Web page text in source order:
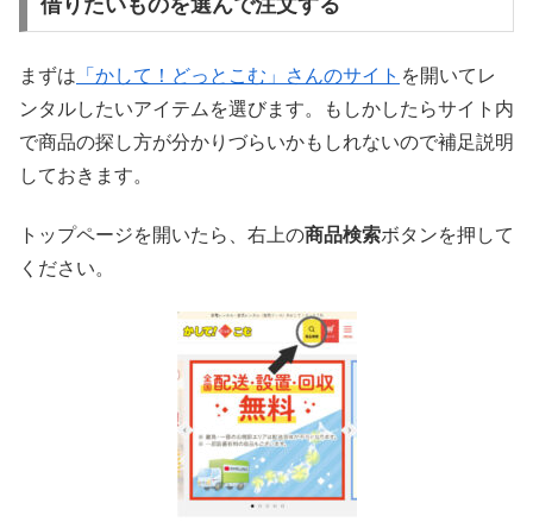
借りたいものを選んで注文する
まずは 「かして！どっとこむ」さんのサイト を開いてレ
ンタルしたいアイテムを選びます。もしかしたらサイト内
で商品の探し方が分かりづらいかもしれないので補足説明
しておきます。
トップページを開いたら、右上の商品検索ボタンを押して
ください。